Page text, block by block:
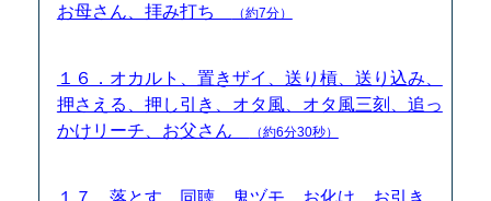
お母さん、拝み打ち
（約7分）
１６．オカルト、置きザイ、送り槓、送り込み、
押さえる、押し引き、オタ風、オタ風三刻、追っ
かけリーチ、お父さん
（約6分30秒）
１７．落とす、同聴、鬼ヅモ、お化け、お引き、